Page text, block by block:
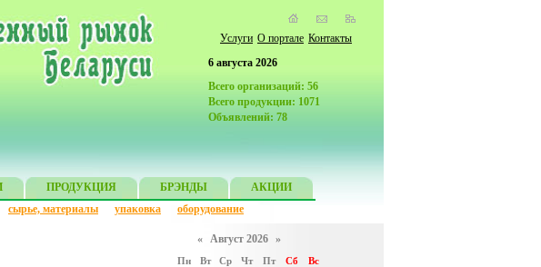
6 августа 2026
Всего организаций: 56
Всего продукции: 1071
Объявлений: 78
ПРОДУКЦИЯ БРЭНДЫ
АКЦИИ
сырье, материалы
упаковка оборудование
Услуги О портале Контакты
« Август 2026 »
Пн Вт Ср Чт Пт Сб Вс